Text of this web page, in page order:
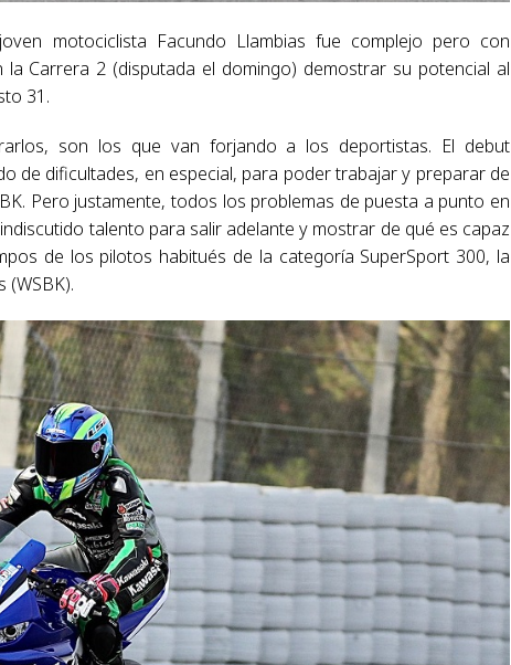
motociclista Facundo Llambias fue complejo pero con
Carrera 2 (disputada el domingo) demostrar su potencial al
31.
son los que van forjando a los deportistas. El debut
de dificultades, en especial, para poder trabajar y preparar de
Pero justamente, todos los problemas de puesta a punto en
talento para salir adelante y mostrar de qué es capaz
de los pilotos habitués de la categoría SuperSport 300, la